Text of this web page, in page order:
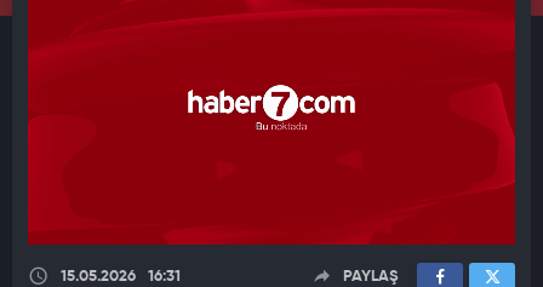
15.05.2026 16:31 PAYLAŞ